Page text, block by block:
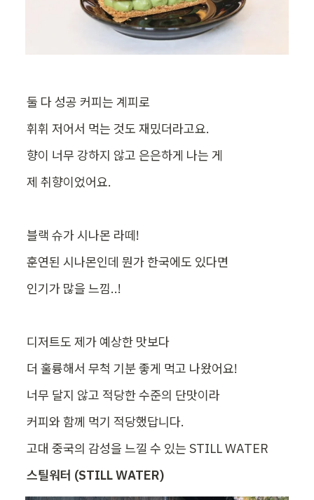
둘 다 성공 커피는 계피로
휘휘 저어서 먹는 것도 재밌더라고요.
향이 너무 강하지 않고 은은하게 나는 게
제 취향이었어요.
블랙 슈가 시나몬 라떼!
훈연된 시나몬인데 뭔가 한국에도 있다면
인기가 많을 느낌..!
디저트도 제가 예상한 맛보다
더 훌륭해서 무척 기분 좋게 먹고 나왔어요!
너무 달지 않고 적당한 수준의 단맛이라
커피와 함께 먹기 적당했답니다.
고대 중국의 감성을 느낄 수 있는 STILL WATER
스틸워터 (STILL WATER)